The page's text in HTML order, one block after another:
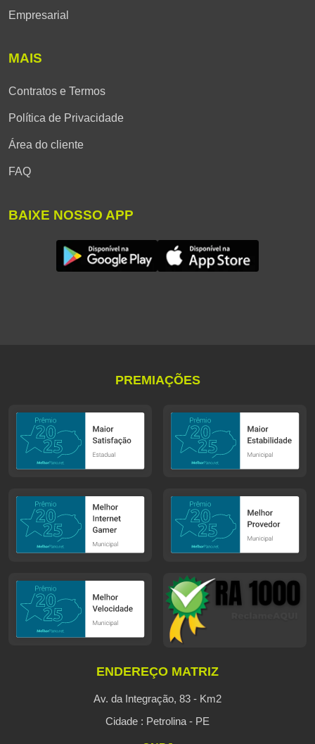
Empresarial
MAIS
Contratos e Termos
Política de Privacidade
Área do cliente
FAQ
BAIXE NOSSO APP
PREMIAÇÕES
ENDEREÇO MATRIZ
Av. da Integração, 83 - Km2
Cidade : Petrolina - PE